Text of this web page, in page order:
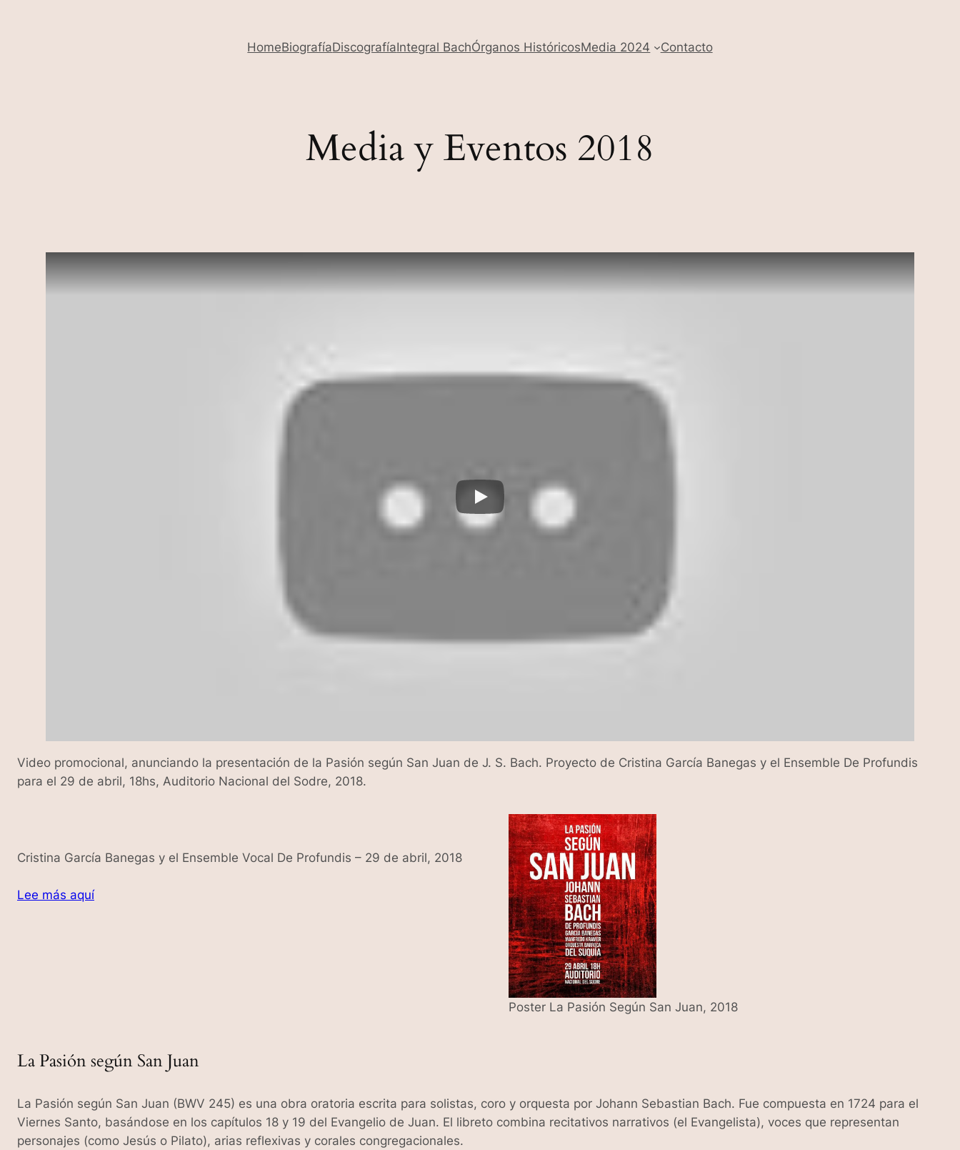
HomeBiografíaDiscografíaIntegral BachÓrganos HistóricosMedia 2024 Contacto
Media y Eventos 2018
Video promocional, anunciando la presentación de la Pasión según San Juan de J. S. Bach. Proyecto de Cristina García Banegas y el Ensemble De Profundis
para el 29 de abril, 18hs, Auditorio Nacional del Sodre, 2018.
Cristina García Banegas y el Ensemble Vocal De Profundis – 29 de abril, 2018
Lee más aquí
Poster La Pasión Según San Juan, 2018
La Pasión según San Juan
La Pasión según San Juan (BWV 245) es una obra oratoria escrita para solistas, coro y orquesta por Johann Sebastian Bach. Fue compuesta en 1724 para el
Viernes Santo, basándose en los capítulos 18 y 19 del Evangelio de Juan. El libreto combina recitativos narrativos (el Evangelista), voces que representan
personajes (como Jesús o Pilato), arias reflexivas y corales congregacionales.